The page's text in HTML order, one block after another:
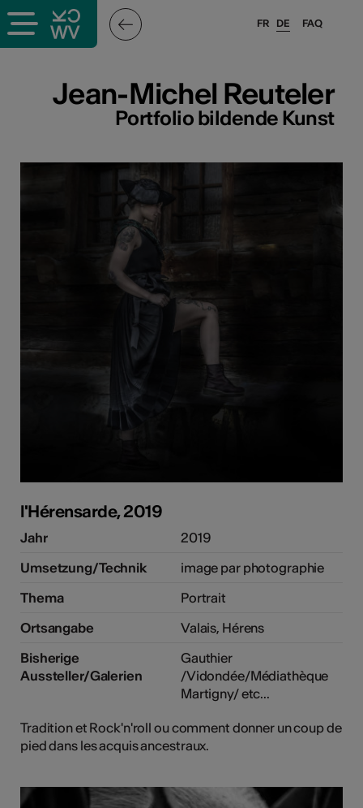
FAQ
FR DE
Jean-Michel Reuteler
Portfolio bildende Kunst
l'Hérensarde, 2019
Jahr
2019
Umsetzung/Technik
image par photographie
Thema
Portrait
Ortsangabe
Valais, Hérens
Bisherige
Aussteller/Galerien
Gauthier
/Vidondée/Médiathèque
Martigny/ etc...
Tradition et Rock'n'roll ou comment donner un coup de
pied dans les acquis ancestraux.